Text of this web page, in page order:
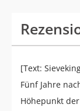
[Text:
Fünf Jahre
Höhepunkt